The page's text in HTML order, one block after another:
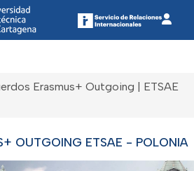
Erasmus+ Outgoing | ETSAE
OUTGOING ETSAE - POLONIA